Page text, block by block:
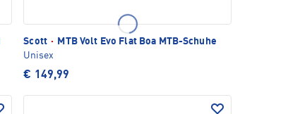
Scott ·
MTB Volt Evo Flat Boa MTB-Schuhe
Unisex
€ 149,99